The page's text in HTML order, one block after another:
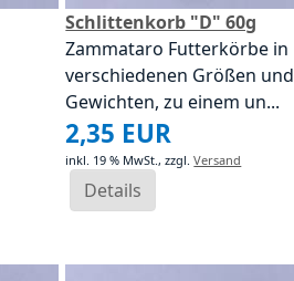
Schlittenkorb "D" 60g
Zammataro Futterkörbe in
verschiedenen Größen und
Gewichten, zu einem un...
2,35 EUR
inkl. 19 % MwSt., zzgl.Versand
Details